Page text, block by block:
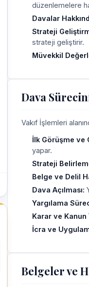
düzenlemelere
Davalar
Strateji
strateji geliştirir.
Müvekkil
Dava
Vakıf İşlemleri
İlk Görüşme ve
yapar.
Strateji
Belge ve Delil
Dava Açılması:
Yargılama
Karar ve Kanun
İcra ve
Belgeler ve